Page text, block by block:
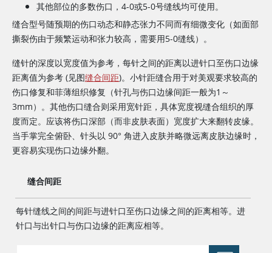
其他部位的多数伤口，4-0或5-0号缝线均可使用。
缝合型号随预期的伤口动态和静态张力不同而有细微变化（如面部
撕裂伤由于频繁运动和张力较高，需要用5-0缝线）。
缝针的深度以宽度值为参考，每针之间的距离以进针口至伤口边缘
距离值为参考 (见图缝合间距)。小针距缝合用于对美观要求较高的
伤口修复和菲薄组织修复（针孔与伤口边缘间距一般为1～
3mm）。其他伤口缝合则采用宽针距，具体宽度视缝合组织的厚
度而定。应该将伤口深部（而非皮肤表面）宽度扩大来翻转皮缘。
当手掌完全俯卧、针头以 90° 角进入皮肤并略微远离皮肤边缘时，
更容易实现伤口边缘外翻。
缝合间距
每针缝线之间的间距与进针口至伤口边缘之间的距离相等。进
针口与出针口与伤口边缘的距离应相等。